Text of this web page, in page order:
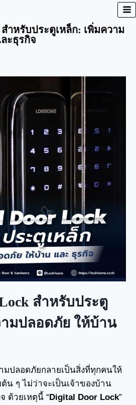
ำหรับประตูเหล็ก: เพิ่มความ
ะธุรกิจ
สำหรับประตู
ามปลอดภัย ให้บ้าน
ปลอดภัยกลายเป็นสิ่งที่ทุกคนให้
น ๆ ไม่ว่าจะเป็นเจ้าของบ้าน
ด้วยเหตุนี้ “Digital Door Lock”